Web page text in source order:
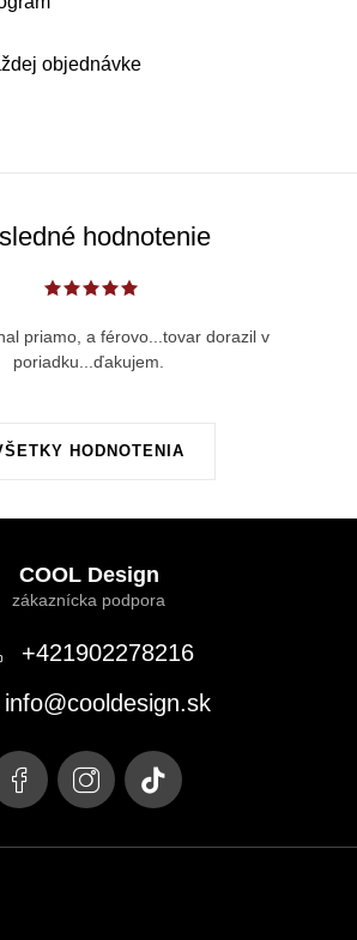
objednávke
hodnotenie
HODNOTENIA
priamo, a férovo...tovar dorazil v
poriadku...ďakujem.
COOL Design
+421902278216
info@cooldesign.sk